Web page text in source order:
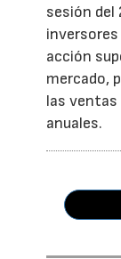
sesión del
acción
mercado,
las ventas
anuales.